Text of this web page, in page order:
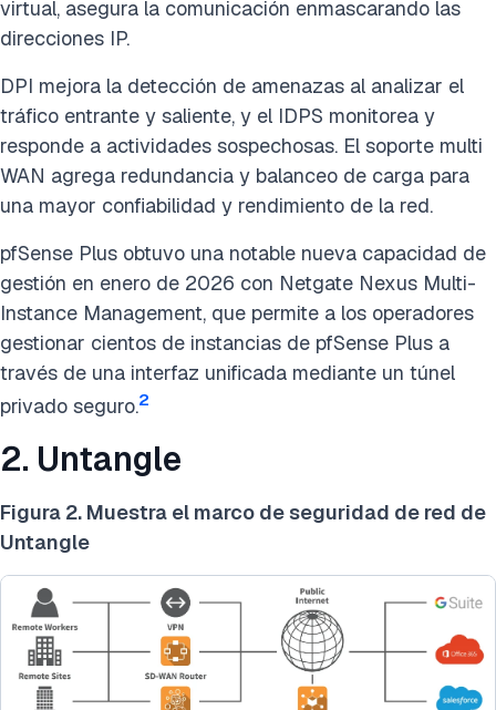
virtual, asegura la comunicación enmascarando las
direcciones IP.
DPI mejora la detección de amenazas al analizar el
tráfico entrante y saliente, y el IDPS monitorea y
responde a actividades sospechosas. El soporte multi
WAN agrega redundancia y balanceo de carga para
una mayor confiabilidad y rendimiento de la red.
pfSense Plus obtuvo una notable nueva capacidad de
gestión en enero de 2026 con Netgate Nexus Multi-
Instance Management, que permite a los operadores
gestionar cientos de instancias de pfSense Plus a
través de una interfaz unificada mediante un túnel
privado seguro.2
2. Untangle
Figura 2. Muestra el marco de seguridad de red de
Untangle